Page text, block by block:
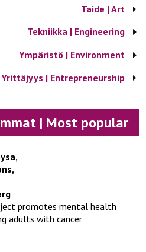
Taide | Art
Tekniikka | Engineering
Ympäristö | Environment
Yrittäjyys | Entrepreneurship
| Most popular
promotes mental health
adults with cancer